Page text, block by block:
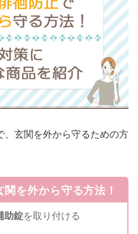
、玄関を外から守るための方
を外から守る方法！
助錠を取り付ける